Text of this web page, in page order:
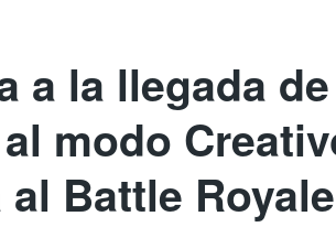
a la llegada
modo
Battle